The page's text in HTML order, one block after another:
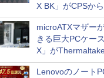
X BK」がCPSから
microATXマザー
きる巨大PCケー
X」がThermaltake
ラーは2色
Lenovoのノート